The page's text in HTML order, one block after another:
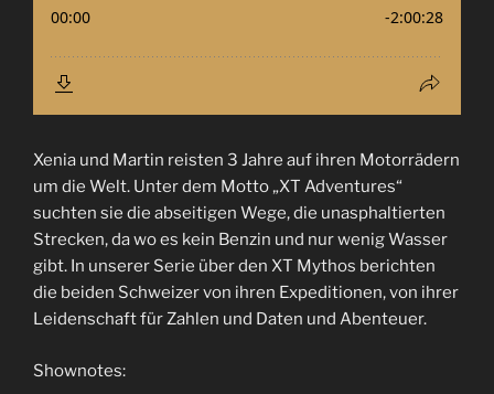
Xenia und Martin reisten 3 Jahre auf ihren Motorrädern
um die Welt. Unter dem Motto „XT Adventures“
suchten sie die abseitigen Wege, die unasphaltierten
Strecken, da wo es kein Benzin und nur wenig Wasser
gibt. In unserer Serie über den XT Mythos berichten
die beiden Schweizer von ihren Expeditionen, von ihrer
Leidenschaft für Zahlen und Daten und Abenteuer.
Shownotes: